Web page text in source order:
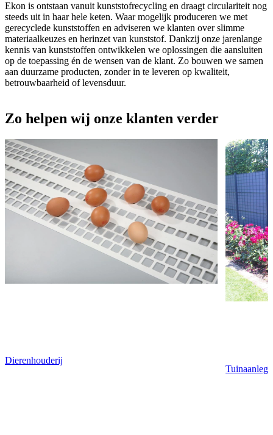
Ekon is ontstaan vanuit kunststofrecycling en draagt circulariteit nog
steeds uit in haar hele keten. Waar mogelijk produceren we met
gerecyclede kunststoffen en adviseren we klanten over slimme
materiaalkeuzes en herinzet van kunststof. Dankzij onze jarenlange
kennis van kunststoffen ontwikkelen we oplossingen die aansluiten
op de toepassing én de wensen van de klant. Zo bouwen we samen
aan duurzame producten, zonder in te leveren op kwaliteit,
betrouwbaarheid of levensduur.
Zo helpen wij onze klanten verder
Dierenhouderij
Tuinaanleg